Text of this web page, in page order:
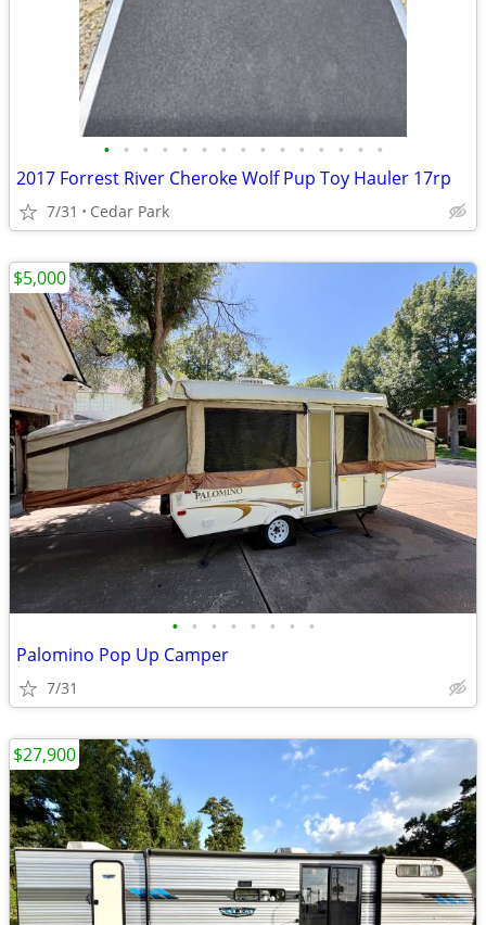
• • • • • • • • • • • • • • •
2017 Forrest River Cheroke Wolf Pup Toy Hauler 17rp
7/31 Cedar Park
• • • • • • • •
Palomino Pop Up Camper
7/31
$5,000
$27,900